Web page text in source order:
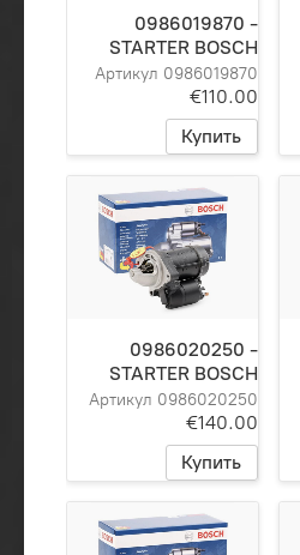
0986019870 -
STARTER BOSCH
Артикул 0986019870
€110.00
Купить
0986020250 -
STARTER BOSCH
Артикул 0986020250
€140.00
Купить